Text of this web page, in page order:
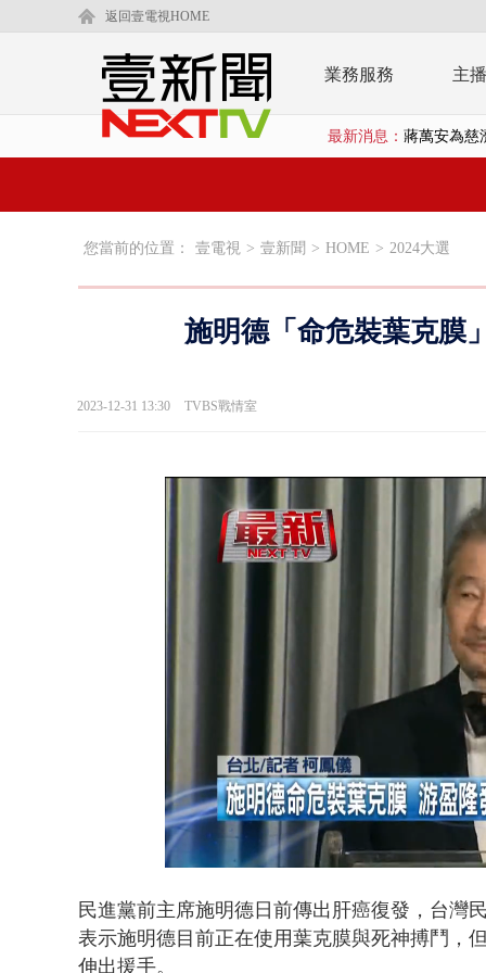
返回壹電視HOME
業務服務 主
最新消息： 蔣萬安為
又毒駕！
漢光演習
您當前的位置： 壹電視 > 壹新聞 > HOME > 2024大選
施明德「命危裝葉克膜
2023-12-31 13:30 TVBS戰情室
民進黨前主席施明德日前傳出肝癌復發，台灣
表示施明德目前正在使用葉克膜與死神搏鬥，
伸出援手。